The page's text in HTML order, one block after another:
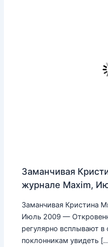
Заманчивая
журнале Maxim,
Заманчивая Кристина
Июль 2009 —
регулярно всплывают в
поклонникам увидеть